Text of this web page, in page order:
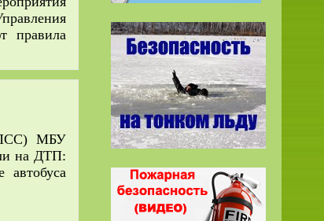
правила
(ПСС) МБУ
на ДТП:
автобуса